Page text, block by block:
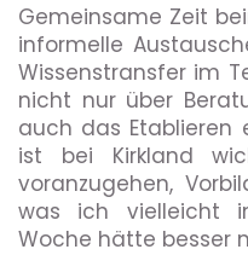
Gemeinsame Zeit
informelle
Wissenstransfer im
nicht nur über
auch das Etablieren
ist bei Kirkland
voranzugehen,
was ich vielleicht
Woche hätte besser